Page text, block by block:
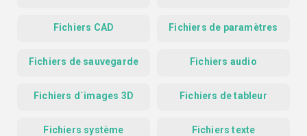
Fichiers CAD Fichiers de paramètres
Fichiers de sauvegarde Fichiers audio
Fichiers d`images 3D Fichiers de tableur
Fichiers système Fichiers texte